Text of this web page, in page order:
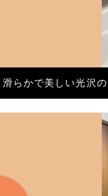
滑らかで美しい光沢